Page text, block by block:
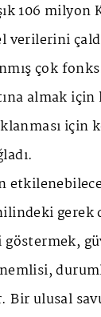
106 milyon
verilerini
çok
almak
için
gerek
göstermek,
Bir ulusal